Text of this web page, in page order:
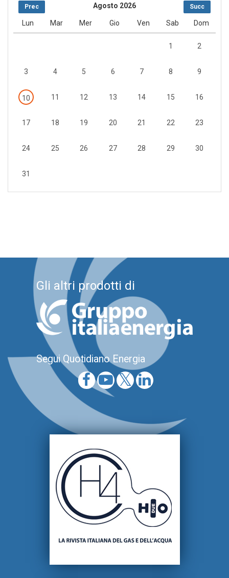
Prec Succ
Agosto 2026
Lun Mar Mer Gio Ven Sab Dom
1 2
3 4 5 6 7 8 9
10 11 12 13 14 15 16
17 18 19 20 21 22 23
24 25 26 27 28 29 30
31
Gli altri prodotti di
Segui Quotidiano Energia